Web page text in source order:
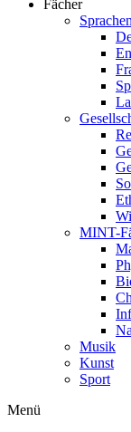
Fächer
Sprachen
MINT-
Musik
Kunst
Sport
Menü